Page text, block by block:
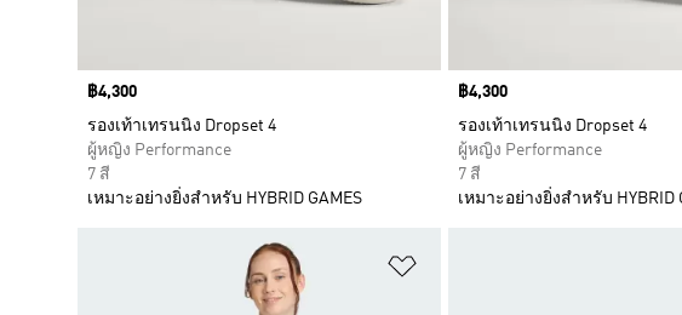
Price
฿4,300
รองเท้าเทรนนิง Dropset 4
ผู้หญิง Performance
7 สี
เหมาะอย่างยิ่งสำหรับ HYBRID GAMES
Price
฿4,300
รองเท้าเทรนนิง Dropset 4
ผู้หญิง Performance
7 สี
เหมาะอย่างยิ่งสำหรับ HYBRID